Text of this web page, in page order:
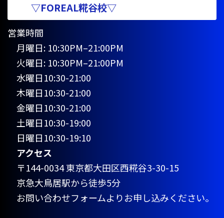
▽FOREAL糀谷校▽
営業時間
月曜日: 10:30PM–21:00PM
火曜日: 10:30PM–21:00PM
水曜日10:30-21:00
木曜日10:30-21:00
金曜日10:30-21:00
土曜日10:30-19:00
日曜日10:30-19:10
アクセス
〒144-0034 東京都大田区西糀谷3-30-15
京急大鳥居駅から徒歩5分
お問い合わせフォームよりお申し込みください。